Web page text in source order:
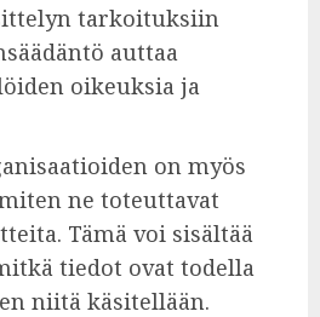
tarkoituksiin
auttaa
oikeuksia ja
on myös
ne toteuttavat
Tämä voi sisältää
tiedot ovat todella
niitä käsitellään.